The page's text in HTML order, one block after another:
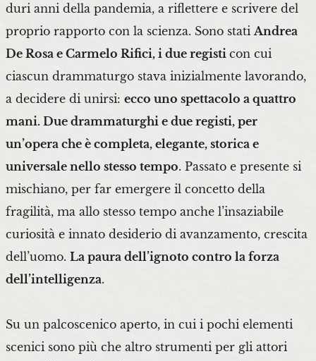
duri anni della pandemia, a riflettere e scrivere del
proprio rapporto con la scienza. Sono stati Andrea
De Rosa e Carmelo Rifici, i due registi con cui
ciascun drammaturgo stava inizialmente lavorando,
a decidere di unirsi: ecco uno spettacolo a quattro
mani. Due drammaturghi e due registi, per
un’opera che è completa, elegante, storica e
universale nello stesso tempo. Passato e presente si
mischiano, per far emergere il concetto della
fragilità, ma allo stesso tempo anche l’insaziabile
curiosità e innato desiderio di avanzamento, crescita
dell’uomo. La paura dell’ignoto contro la forza
dell’intelligenza.
Su un palcoscenico aperto, in cui i pochi elementi
scenici sono più che altro strumenti per gli attori